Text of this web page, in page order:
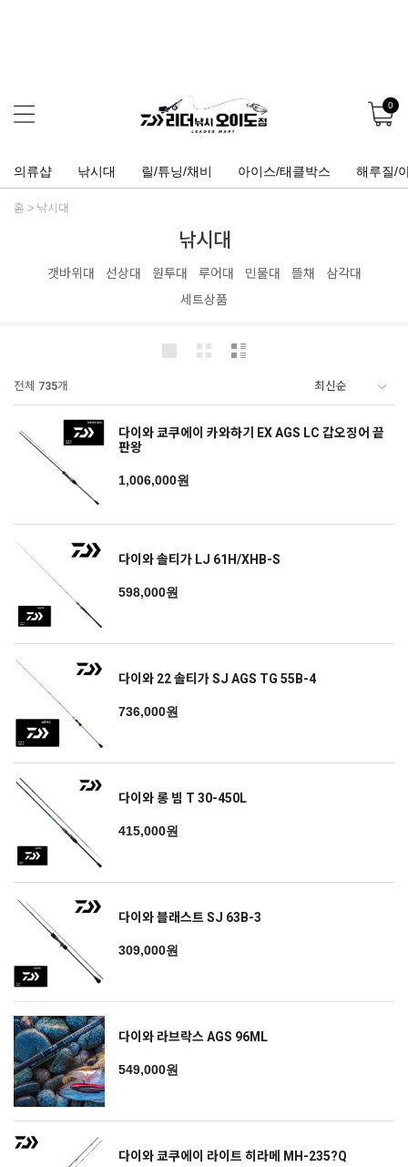
0
의류샵 낚시대 릴/튜닝/채비 아이스/태클박스 해루질/
홈 낚시대
낚시대
갯바위대 선상대 원투대 루어대 민물대 뜰채
삼각대
세트상품
전체 735개
다이와 쿄쿠에이 카와하기 EX AGS LC 갑오징어 끝
판왕
1,006,000원
다이와 솔티가 LJ 61H/XHB-S
598,000원
다이와 22 솔티가 SJ AGS TG 55B-4
736,000원
다이와 롱 빔 T 30-450L
415,000원
다이와 블래스트 SJ 63B-3
309,000원
다이와 라브락스 AGS 96ML
549,000원
다이와 쿄쿠에이 라이트 히라메 MH-235?Q